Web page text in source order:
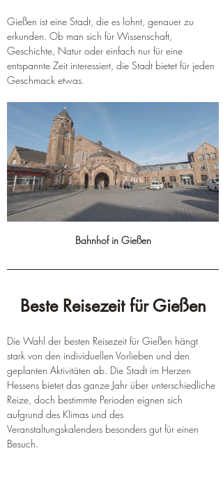
Gießen ist eine Stadt, die es lohnt, genauer zu
erkunden. Ob man sich für Wissenschaft,
Geschichte, Natur oder einfach nur für eine
entspannte Zeit interessiert, die Stadt bietet für jeden
Geschmack etwas.
Bahnhof in Gießen
Beste Reisezeit für Gießen
Die Wahl der besten Reisezeit für Gießen hängt
stark von den individuellen Vorlieben und den
geplanten Aktivitäten ab. Die Stadt im Herzen
Hessens bietet das ganze Jahr über unterschiedliche
Reize, doch bestimmte Perioden eignen sich
aufgrund des Klimas und des
Veranstaltungskalenders besonders gut für einen
Besuch.